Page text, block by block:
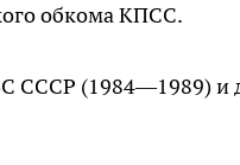
обкома КПСС.
СССР (1984—1989)